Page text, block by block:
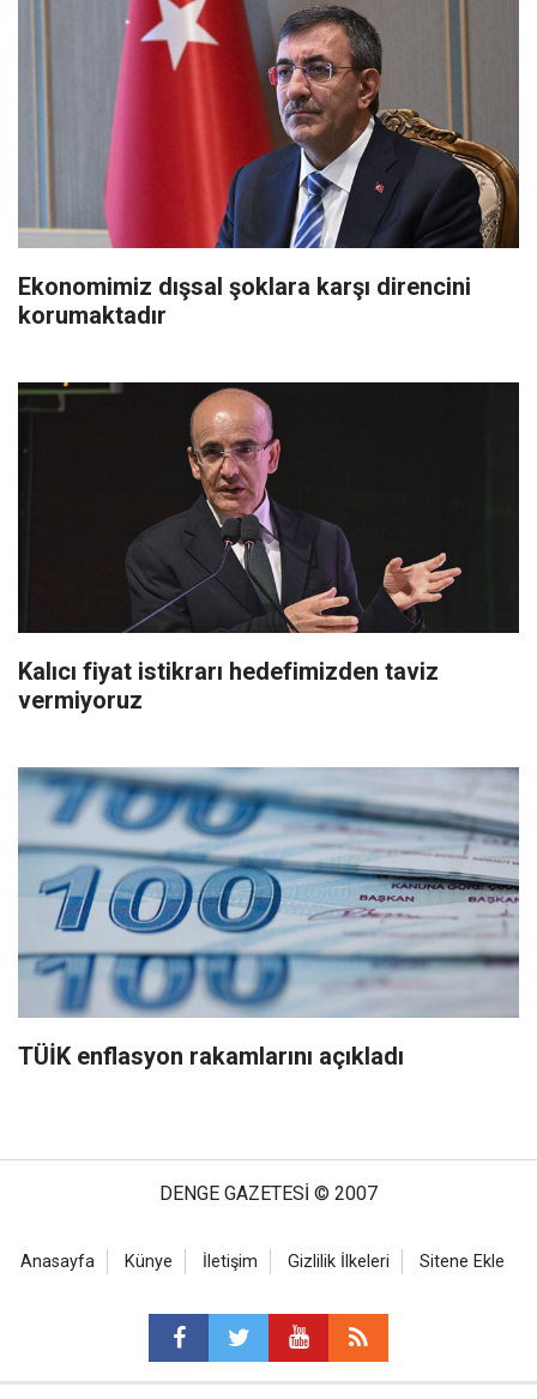
Ekonomimiz dışsal şoklara karşı direncini
korumaktadır
Kalıcı fiyat istikrarı hedefimizden taviz
vermiyoruz
TÜİK enflasyon rakamlarını açıkladı
DENGE GAZETESİ © 2007
Anasayfa Künye İletişim Gizlilik İlkeleri Sitene Ekle